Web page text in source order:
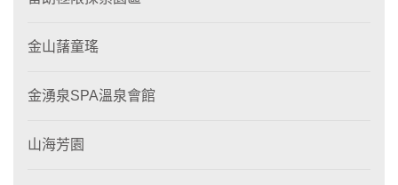
金山藷童瑤
金湧泉SPA溫泉會館
山海芳園